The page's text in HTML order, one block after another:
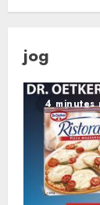
jog
4 minutes